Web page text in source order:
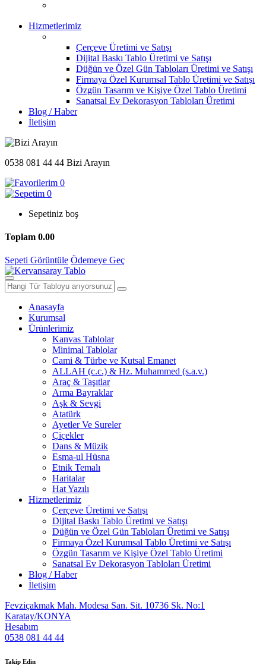
Hizmetlerimiz
Çerçeve Üretimi ve Satışı
Dijital Baskı Tablo Üretimi ve Satışı
Düğün ve Özel Gün Tabloları Üretimi ve Satışı
Firmaya Özel Kurumsal Tablo Üretimi ve Satışı
Özgün Tasarım ve Kişiye Özel Tablo Üretimi
Sanatsal Ev Dekorasyon Tabloları Üretimi
Blog / Haber
İletişim
0538 081 44 44 Bizi Arayın
0
0
Sepetiniz boş
Toplam 0.00
Sepeti Görüntüle Ödemeye Geç
Anasayfa
Kurumsal
Ürünlerimiz
Kanvas Tablolar
Minimal Tablolar
Cami & Türbe ve Kutsal Emanet
ALLAH (c.c.) & Hz. Muhammed (s.a.v.)
Araç & Taşıtlar
Arma Bayraklar
Aşk & Sevgi
Atatürk
Ayetler Ve Sureler
Çiçekler
Dans & Müzik
Esma-ul Hüsna
Etnik Temalı
Haritalar
Hat Yazılı
Hizmetlerimiz
Çerçeve Üretimi ve Satışı
Dijital Baskı Tablo Üretimi ve Satışı
Düğün ve Özel Gün Tabloları Üretimi ve Satışı
Firmaya Özel Kurumsal Tablo Üretimi ve Satışı
Özgün Tasarım ve Kişiye Özel Tablo Üretimi
Sanatsal Ev Dekorasyon Tabloları Üretimi
Blog / Haber
İletişim
Fevziçakmak Mah. Modesa San. Sit. 10736 Sk. No:1
Karatay/KONYA
Hesabım
0538 081 44 44
Takip Edin